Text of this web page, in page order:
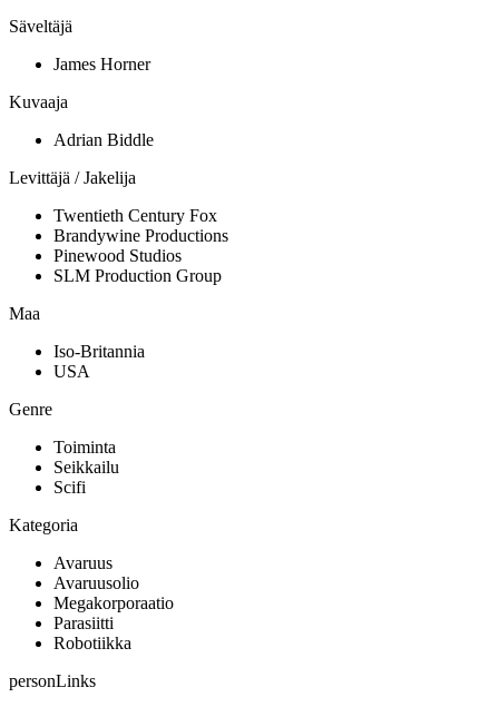
Säveltäjä
James Horner
Kuvaaja
Adrian Biddle
Levittäjä / Jakelija
Twentieth Century Fox
Brandywine Productions
Pinewood Studios
SLM Production Group
Maa
Iso-Britannia
USA
Genre
Toiminta
Seikkailu
Scifi
Kategoria
Avaruus
Avaruusolio
Megakorporaatio
Parasiitti
Robotiikka
personLinks